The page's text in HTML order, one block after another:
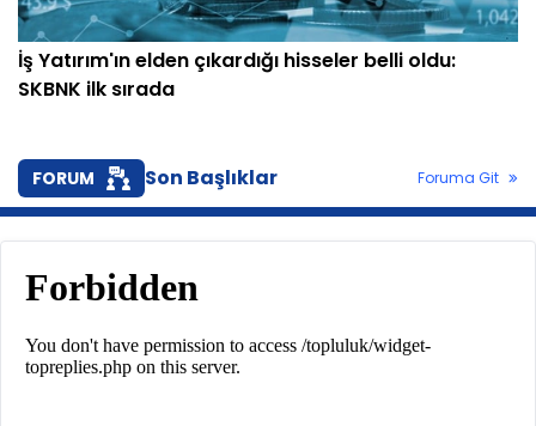
İş Yatırım'ın elden çıkardığı hisseler belli oldu:
SKBNK ilk sırada
FORUM Son Başlıklar Foruma Git